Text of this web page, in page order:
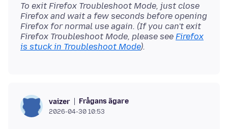
To exit Firefox Troubleshoot Mode, just close
Firefox and wait a few seconds before opening
Firefox for normal use again. (If you can't exit
Firefox Troubleshoot Mode, please see Firefox
is stuck in Troubleshoot Mode).
vaizer Frågans ägare
2026-04-30 10:53